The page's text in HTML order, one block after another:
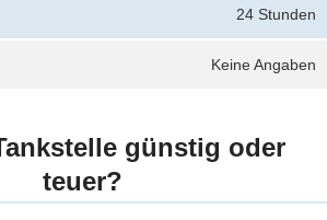
24 Stunden
Keine Angaben
günstig oder
teuer?